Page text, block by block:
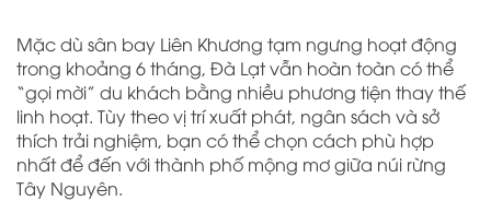
Mặc dù sân bay Liên Khương tạm ngưng hoạt động
trong khoảng 6 tháng, Đà Lạt vẫn hoàn toàn có thể
“gọi mời” du khách bằng nhiều phương tiện thay thế
linh hoạt. Tùy theo vị trí xuất phát, ngân sách và sở
thích trải nghiệm, bạn có thể chọn cách phù hợp
nhất để đến với thành phố mộng mơ giữa núi rừng
Tây Nguyên.